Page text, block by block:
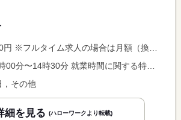
人の場合は月額（換算額）、パート求人の場合は時間額を表示しています。
，その他
細を見る (ハローワークより転載)